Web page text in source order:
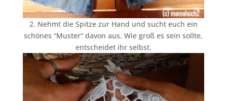
2. Nehmt die Spitze zur Hand und sucht euch ein
schönes “Muster” davon aus. Wie groß es sein sollte,
entscheidet ihr selbst.